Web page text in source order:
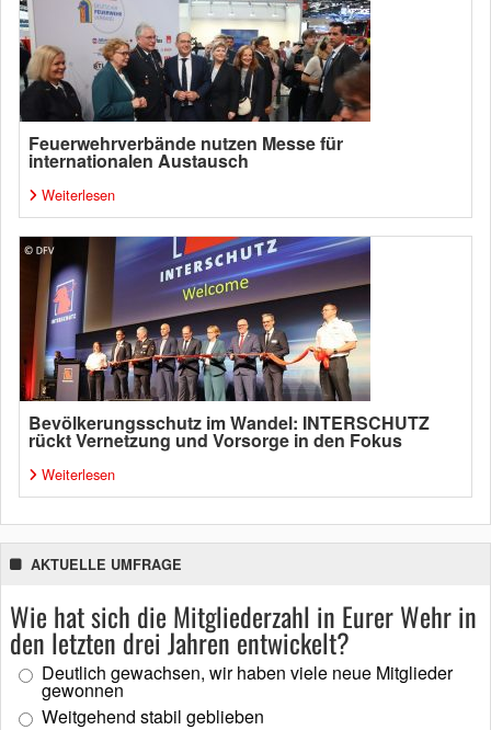
Feuerwehrverbände nutzen Messe für
internationalen Austausch
Weiterlesen
Bevölkerungsschutz im Wandel: INTERSCHUTZ
rückt Vernetzung und Vorsorge in den Fokus
Weiterlesen
AKTUELLE UMFRAGE
Wie hat sich die Mitgliederzahl in Eurer Wehr in
den letzten drei Jahren entwickelt?
Deutlich gewachsen, wir haben viele neue Mitglieder
gewonnen
Weitgehend stabil geblieben